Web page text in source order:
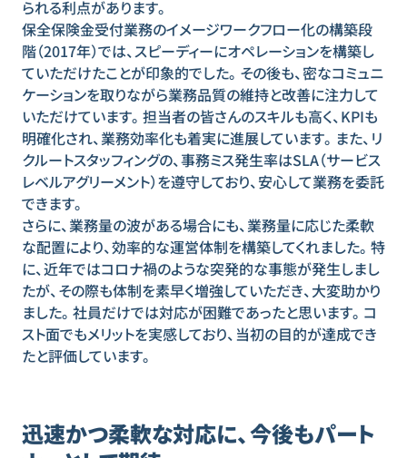
られる利点があります。
保全保険金受付業務のイメージワークフロー化の構築段
階（2017年）では、スピーディーにオペレーションを構築し
ていただけたことが印象的でした。その後も、密なコミュニ
ケーションを取りながら業務品質の維持と改善に注力して
いただけています。担当者の皆さんのスキルも高く、KPIも
明確化され、業務効率化も着実に進展しています。また、リ
クルートスタッフィングの、事務ミス発生率はSLA（サービス
レベルアグリーメント）を遵守しており、安心して業務を委託
できます。
さらに、業務量の波がある場合にも、業務量に応じた柔軟
な配置により、効率的な運営体制を構築してくれました。特
に、近年ではコロナ禍のような突発的な事態が発生しまし
たが、その際も体制を素早く増強していただき、大変助かり
ました。社員だけでは対応が困難であったと思います。コ
スト面でもメリットを実感しており、当初の目的が達成でき
たと評価しています。
迅速かつ柔軟な対応に、今後もパート